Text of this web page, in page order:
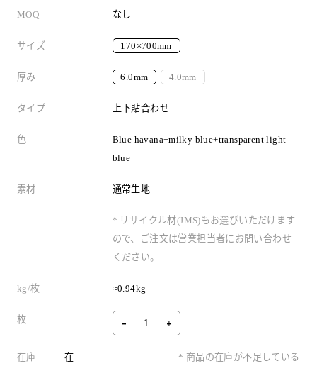
MOQ なし
サイズ 170×700mm
厚み 6.0mm 4.0mm
タイプ 上下貼合わせ
色
Blue havana+milky blue+transparent light
blue
素材 通常生地
* リサイクル材(JMS)もお選びいただけます
ので、ご注文は営業担当者にお問い合わせ
ください。
kg/枚 ≈0.94kg
枚
在庫
在
* 商品の在庫が不足している